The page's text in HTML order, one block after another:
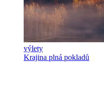
výlety
Krajina plná pokladů